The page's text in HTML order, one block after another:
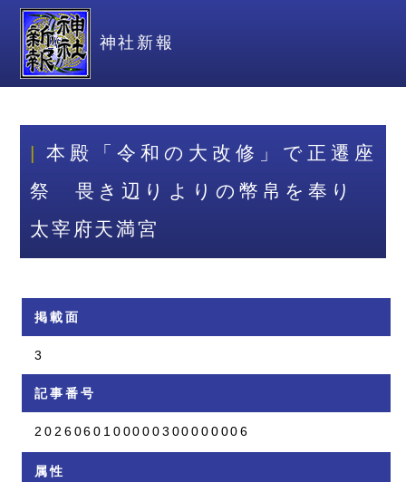
神社新報
本殿「令和の大改修」で正遷座
祭 畏き辺りよりの幣帛を奉り
太宰府天満宮
掲載面
3
記事番号
2026060100000300000006
属性